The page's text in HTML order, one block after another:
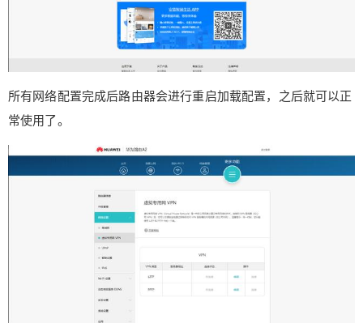
所有网络配置完成后路由器会进行重启加载配置，之后就可以正
常使用了。